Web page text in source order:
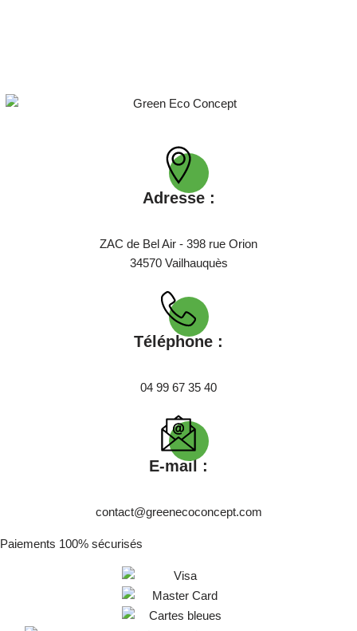
Adresse :
ZAC de Bel Air - 398 rue Orion
34570 Vailhauquès
Téléphone :
04 99 67 35 40
E-mail :
contact@greenecoconcept.com
Paiements 100% sécurisés